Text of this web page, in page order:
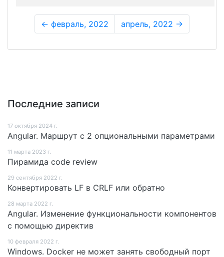
Последние записи
17 октября 2024 г.
Angular. Маршрут c 2 опциональными параметрами
11 мартa 2023 г.
Пирамида code review
29 сентября 2022 г.
Конвертировать LF в CRLF или обратно
28 мартa 2022 г.
Angular. Изменение функциональности компонентов
с помощью директив
10 февраля 2022 г.
Windows. Docker не может занять свободный порт
← февраль, 2022 апрель, 2022 →